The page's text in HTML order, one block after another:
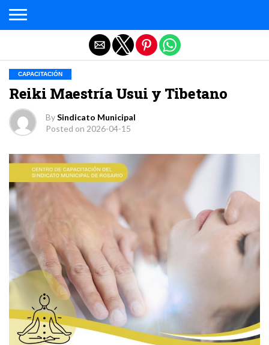
CAPACITACIÓN
Reiki Maestría Usui y Tibetano
BySindicato Municipal
Posted on 2026-04-15